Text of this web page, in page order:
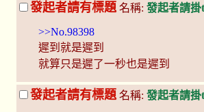
發起者請有標題 名稱: 發起者請
>>No.98398
遲到就是遲到
就算只是遲了一秒也是遲到
發起者請有標題 名稱: 發起者請